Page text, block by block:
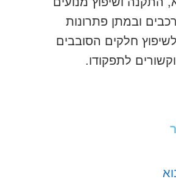
ובמתן פתרונות
חלקים הסובבים
לתפקודו.